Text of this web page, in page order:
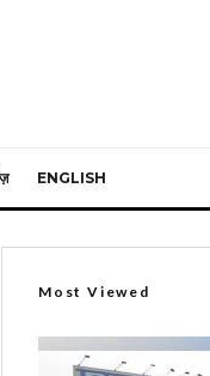
ENGLISH
Most Viewed